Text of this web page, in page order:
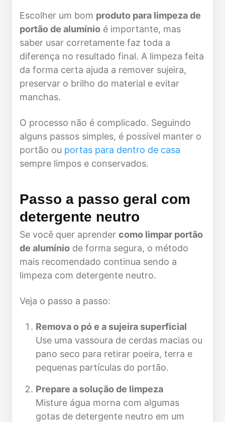
Escolher um bom produto para limpeza de
portão de alumínio é importante, mas
saber usar corretamente faz toda a
diferença no resultado final. A limpeza feita
da forma certa ajuda a remover sujeira,
preservar o brilho do material e evitar
manchas.
O processo não é complicado. Seguindo
alguns passos simples, é possível manter o
portão ou portas para dentro de casa
sempre limpos e conservados.
Passo a passo geral com
detergente neutro
Se você quer aprendercomo limpar portão
de alumínio de forma segura, o método
mais recomendado continua sendo a
limpeza com detergente neutro.
Veja o passo a passo:
Remova o pó e a sujeira superficial
Use uma vassoura de cerdas macias ou
pano seco para retirar poeira, terra e
pequenas partículas do portão.
Prepare a solução de limpeza
Misture água morna com algumas
gotas de detergente neutro em um